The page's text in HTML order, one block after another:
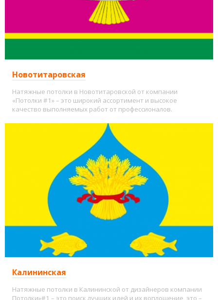
Новотитаровская
Натяжные потолки в Новотитаровской от компании
«Потолки #1» – это широкий ассортимент и высокое
качество выполняемых работ от профессионалов.
Калининская
Натяжные потолки в Калининской от дизайнеров компании
Потолки»#1 – это поиск лучших идей и их воплощение, это –